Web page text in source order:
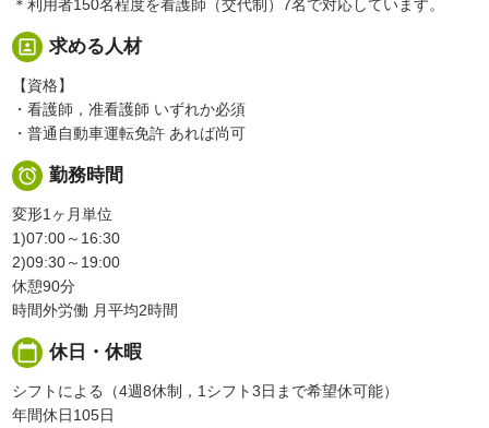
＊利用者150名程度を看護師（交代制）7名で対応しています。
portrait 求める人材
【資格】
・看護師，准看護師 いずれか必須
・普通自動車運転免許 あれば尚可
 勤務時間
変形1ヶ月単位
1)07:00～16:30
2)09:30～19:00
休憩90分
時間外労働 月平均2時間
calendar_today 休日・休暇
シフトによる（4週8休制，1シフト3日まで希望休可能）
年間休日105日